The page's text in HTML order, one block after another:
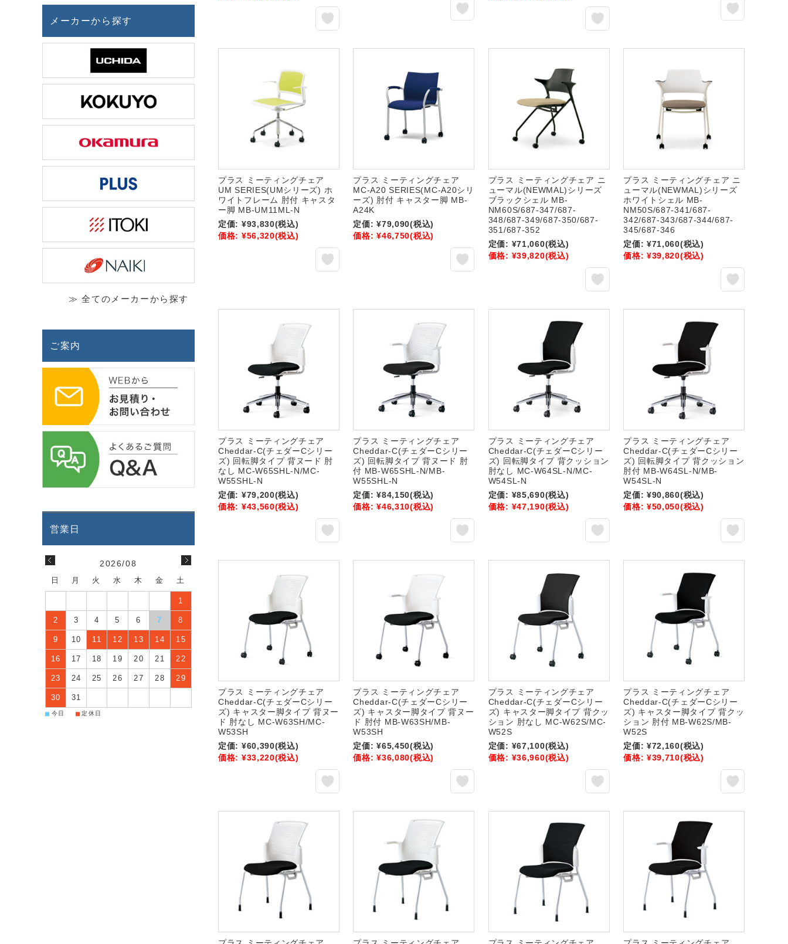
プラス ミーティングチェア
UM SERIES(UMシリーズ) ホ
ワイトフレーム 肘付 キャスタ
ー脚 MB-UM11ML-N
定価: ¥93,830(税込)
価格: ¥56,320(税込)
プラス ミーティングチェア
MC-A20 SERIES(MC-A20シリ
ーズ) 肘付 キャスター脚 MB-
A24K
定価: ¥79,090(税込)
価格: ¥46,750(税込)
プラス ミーティングチェア ニ
ューマル(NEWMAL)シリーズ
ブラックシェル MB-
NM60S/687-347/687-
348/687-349/687-350/687-
351/687-352
定価: ¥71,060(税込)
価格: ¥39,820(税込)
プラス ミーティングチェア ニ
ューマル(NEWMAL)シリーズ
ホワイトシェル MB-
NM50S/687-341/687-
342/687-343/687-344/687-
345/687-346
定価: ¥71,060(税込)
価格: ¥39,820(税込)
プラス ミーティングチェア
Cheddar-C(チェダーCシリー
ズ) 回転脚タイプ 背ヌード 肘
なし MC-W65SHL-N/MC-
W55SHL-N
定価: ¥79,200(税込)
価格: ¥43,560(税込)
プラス ミーティングチェア
Cheddar-C(チェダーCシリー
ズ) 回転脚タイプ 背ヌード 肘
付 MB-W65SHL-N/MB-
W55SHL-N
定価: ¥84,150(税込)
価格: ¥46,310(税込)
プラス ミーティングチェア
Cheddar-C(チェダーCシリー
ズ) 回転脚タイプ 背クッション
肘なし MC-W64SL-N/MC-
W54SL-N
定価: ¥85,690(税込)
価格: ¥47,190(税込)
プラス ミーティングチェア
Cheddar-C(チェダーCシリー
ズ) 回転脚タイプ 背クッション
肘付 MB-W64SL-N/MB-
W54SL-N
定価: ¥90,860(税込)
価格: ¥50,050(税込)
プラス ミーティングチェア
Cheddar-C(チェダーCシリー
ズ) キャスター脚タイプ 背ヌー
ド 肘なし MC-W63SH/MC-
W53SH
定価: ¥60,390(税込)
価格: ¥33,220(税込)
プラス ミーティングチェア
Cheddar-C(チェダーCシリー
ズ) キャスター脚タイプ 背ヌー
ド 肘付 MB-W63SH/MB-
W53SH
定価: ¥65,450(税込)
価格: ¥36,080(税込)
プラス ミーティングチェア
Cheddar-C(チェダーCシリー
ズ) キャスター脚タイプ 背クッ
ション 肘なし MC-W62S/MC-
W52S
定価: ¥67,100(税込)
価格: ¥36,960(税込)
プラス ミーティングチェア
Cheddar-C(チェダーCシリー
ズ) キャスター脚タイプ 背クッ
ション 肘付 MB-W62S/MB-
W52S
定価: ¥72,160(税込)
価格: ¥39,710(税込)
メーカーから探す
≫ 全てのメーカーから探す
ご案内
2026/08
日 月 火 水 木 金 土
1
2 3 4 5 6 7 8
9 10 11 12 13 14 15
16 17 18 19 20 21 22
23 24 25 26 27 28 29
30 31
■ 今日 ■ 定休日